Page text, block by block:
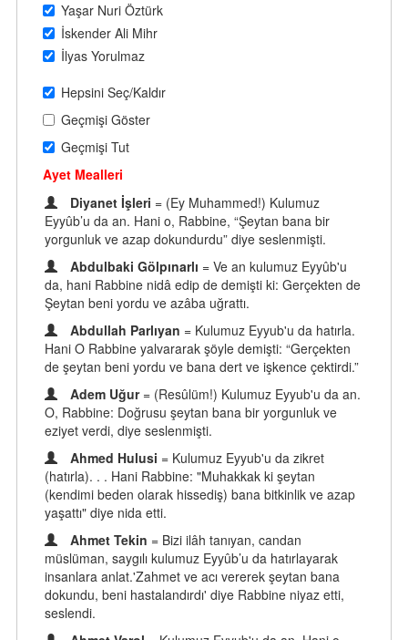
Yaşar Nuri Öztürk
İskender Ali Mihr
İlyas Yorulmaz
Hepsini Seç/Kaldır
Geçmişi Göster
Geçmişi Tut
Ayet Mealleri
Diyanet İşleri = (Ey Muhammed!) Kulumuz
Eyyûb’u da an. Hani o, Rabbine, “Şeytan bana bir
yorgunluk ve azap dokundurdu” diye seslenmişti.
Abdulbaki Gölpınarlı = Ve an kulumuz Eyyûb'u
da, hani Rabbine nidâ edip de demişti ki: Gerçekten de
Şeytan beni yordu ve azâba uğrattı.
Abdullah Parlıyan = Kulumuz Eyyub'u da hatırla.
Hani O Rabbine yalvararak şöyle demişti: “Gerçekten
de şeytan beni yordu ve bana dert ve işkence çektirdi.”
Adem Uğur = (Resûlüm!) Kulumuz Eyyub'u da an.
O, Rabbine: Doğrusu şeytan bana bir yorgunluk ve
eziyet verdi, diye seslenmişti.
Ahmed Hulusi = Kulumuz Eyyub'u da zikret
(hatırla). . . Hani Rabbine: "Muhakkak ki şeytan
(kendimi beden olarak hissediş) bana bitkinlik ve azap
yaşattı" diye nida etti.
Ahmet Tekin = Bizi ilâh tanıyan, candan
müslüman, saygılı kulumuz Eyyûb’u da hatırlayarak
insanlara anlat.'Zahmet ve acı vererek şeytan bana
dokundu, beni hastalandırdı' diye Rabbine niyaz etti,
seslendi.